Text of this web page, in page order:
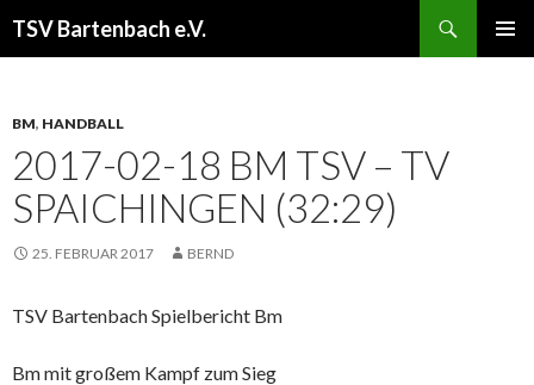
TSV Bartenbach e.V.
BM, HANDBALL
2017-02-18 BM TSV – TV
SPAICHINGEN (32:29)
25. FEBRUAR 2017 BERND
TSV Bartenbach Spielbericht Bm
Bm mit großem Kampf zum Sieg